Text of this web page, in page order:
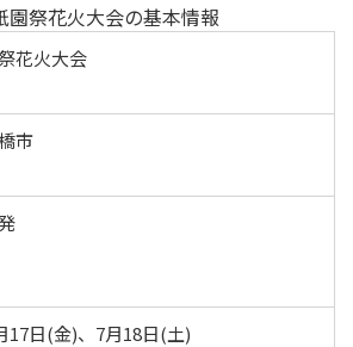
園祭花火大会の基本情報
花火大会
市
17日(金)、7月18日(土)